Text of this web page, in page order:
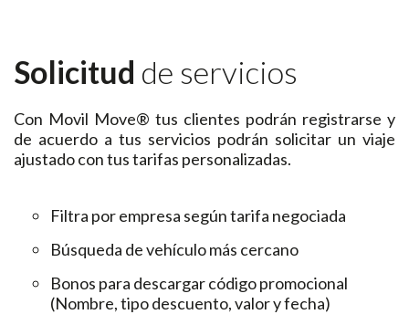
Solicitud de servicios
Con Movil Move® tus clientes podrán registrarse y
de acuerdo a tus servicios podrán solicitar un viaje
ajustado con tus tarifas personalizadas.
Filtra por empresa según tarifa negociada
Búsqueda de vehículo más cercano
Bonos para descargar código promocional
(Nombre, tipo descuento, valor y fecha)